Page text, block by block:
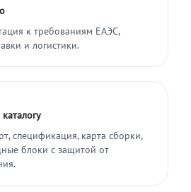
к требованиям ЕАЭС,
и логистики.
спецификация, карта сборки,
блоки с защитой от